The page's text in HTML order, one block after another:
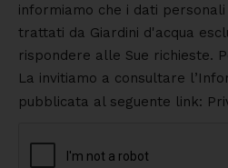
informiamo che i dati
trattati da Giardini d'acqua
rispondere alle Sue richieste.
La invitiamo a consultare
pubblicata al seguente link: